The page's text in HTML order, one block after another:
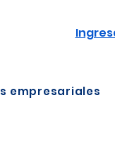
empresariales